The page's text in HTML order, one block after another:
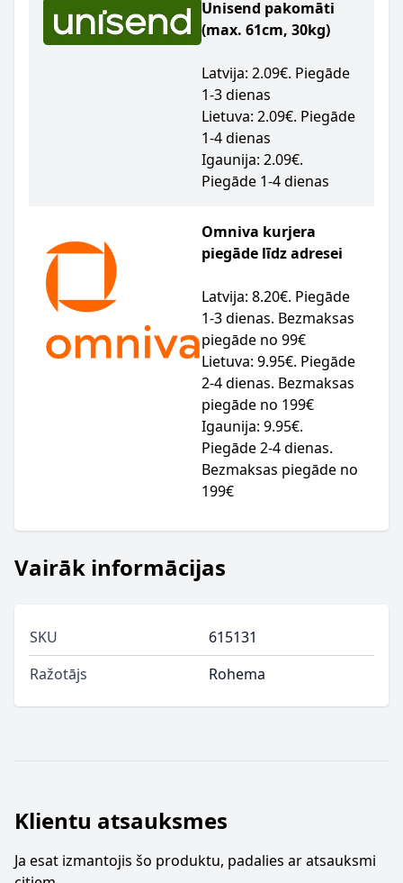
Unisend pakomāti
(max. 61cm, 30kg)
Latvija: 2.09€. Piegāde
1-3 dienas
Lietuva: 2.09€. Piegāde
1-4 dienas
Igaunija: 2.09€.
Piegāde 1-4 dienas
Omniva kurjera
piegāde līdz adresei
Latvija: 8.20€. Piegāde
1-3 dienas. Bezmaksas
piegāde no 99€
Lietuva: 9.95€. Piegāde
2-4 dienas. Bezmaksas
piegāde no 199€
Igaunija: 9.95€.
Piegāde 2-4 dienas.
Bezmaksas piegāde no
199€
Vairāk informācijas
SKU
615131
Ražotājs
Rohema
Klientu atsauksmes
Ja esat izmantojis šo produktu, padalies ar atsauksmi